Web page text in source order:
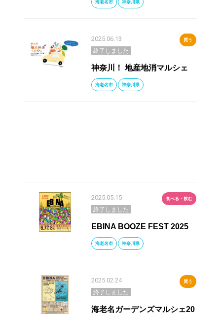
海老名市 神奈川県
2025.06.13 買う
終了しました
神奈川！ 地産地消マルシェ
海老名市 神奈川県
2025.05.15 食べる・飲む
終了しました
EBINA BOOZE FEST 2025
海老名市 神奈川県
2025.02.24 買う
終了しました
海老名ガーデンズマルシェ20